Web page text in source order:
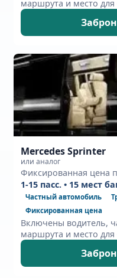
маршрута и место для
Mercedes Sprinter
или аналог
Фиксированная цена
1-15 пасс. • 15 мест
Частный автомобиль
Фиксированная цена
Включены водитель,
маршрута и место для